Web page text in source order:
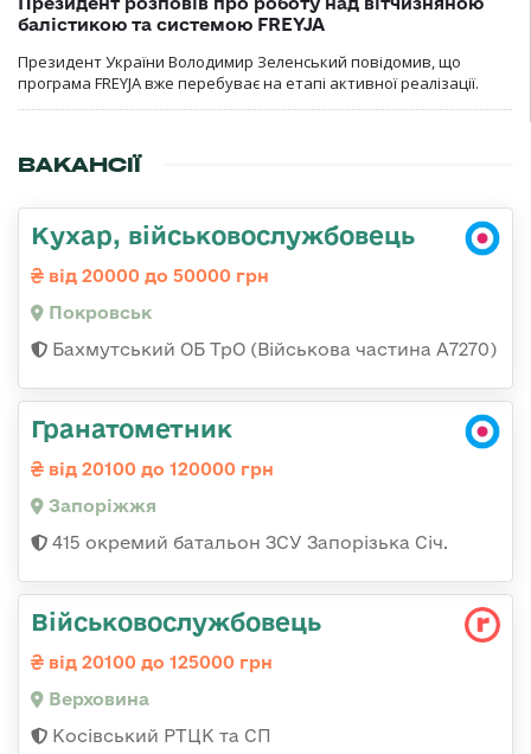
балістикою та системою FREYJA
Президент України Володимир Зеленський повідомив, що
програма FREYJA вже перебуває на етапі активної реалізації.
ВАКАНСІЇ
Кухар, військовослужбовець
від 20000 до 50000 грн
Покровськ
Бахмутський ОБ ТрО (Військова частина А7270)
Гранатометник
від 20100 до 120000 грн
Запоріжжя
415 окремий батальон ЗСУ Запорізька Січ.
Військовослужбовець
від 20100 до 125000 грн
Верховина
Косівський РТЦК та СП